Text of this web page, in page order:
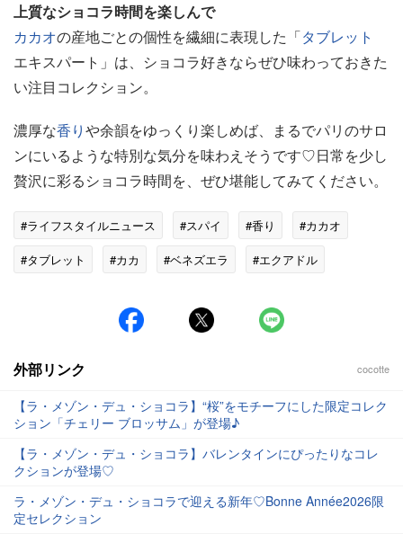
上質なショコラ時間を楽しんで
カカオの産地ごとの個性を繊細に表現した「タブレット
エキスパート」は、ショコラ好きならぜひ味わっておきた
い注目コレクション。
濃厚な香りや余韻をゆっくり楽しめば、まるでパリのサロ
ンにいるような特別な気分を味わえそうです♡日常を少し
贅沢に彩るショコラ時間を、ぜひ堪能してみてください。
#ライフスタイルニュース #スパイ #香り
#カカオ
#タブレット
#カカ #ベネズエラ #エクアドル
外部リンク cocotte
【ラ・メゾン・デュ・ショコラ】“桜”をモチーフにした限定コレク
ション「チェリー ブロッサム」が登場♪
【ラ・メゾン・デュ・ショコラ】バレンタインにぴったりなコレ
クションが登場♡
ラ・メゾン・デュ・ショコラで迎える新年♡Bonne Année2026限
定セレクション